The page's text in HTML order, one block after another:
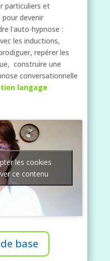
particuliers et
devenir
l'auto-hypnose :
les inductions,
repérer les
construire une
conversationnelle
langage
les cookies
ce contenu
base